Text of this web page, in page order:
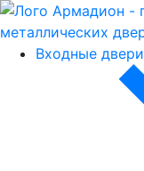
Входные двери